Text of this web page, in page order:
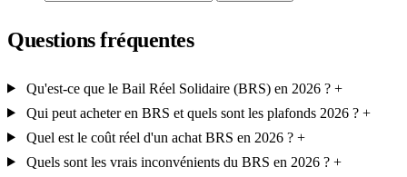
Questions fréquentes
Qu'est-ce que le Bail Réel Solidaire (BRS) en 2026 ? +
Qui peut acheter en BRS et quels sont les plafonds 2026 ? +
Quel est le coût réel d'un achat BRS en 2026 ? +
Quels sont les vrais inconvénients du BRS en 2026 ? +